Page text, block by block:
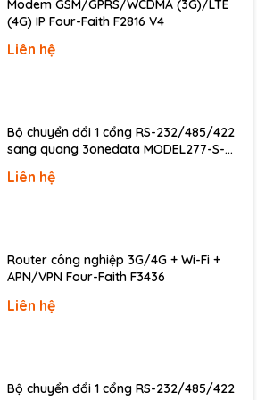
Segment LED Display
1 x RS-485, 1 x RS-232/RS-485
Modem GSM/GPRS/WCDMA (3G)/LTE
(4G) IP Four-Faith F2816 V4
Liên hệ
Bộ chuyển đổi 1 cổng RS-232/485/422
sang quang 3onedata MODEL277-S-
20KM)
Liên hệ
Router công nghiệp 3G/4G + Wi-Fi +
APN/VPN Four-Faith F3436
Liên hệ
Bộ chuyển đổi 1 cổng RS-232/485/422